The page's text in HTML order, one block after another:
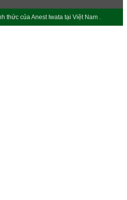
thức của Anest Iwata tại Việt Nam .